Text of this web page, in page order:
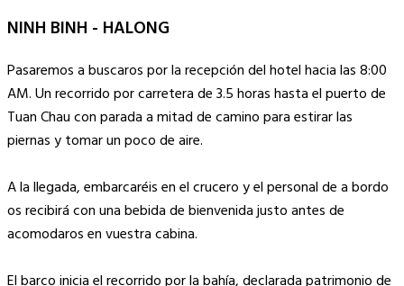
NINH BINH - HALONG
Pasaremos a buscaros por la recepción del hotel hacia las 8:00
AM. Un recorrido por carretera de 3.5 horas hasta el puerto de
Tuan Chau con parada a mitad de camino para estirar las
piernas y tomar un poco de aire.
A la llegada, embarcaréis en el crucero y el personal de a bordo
os recibirá con una bebida de bienvenida justo antes de
acomodaros en vuestra cabina.
El barco inicia el recorrido por la bahía, declarada patrimonio de